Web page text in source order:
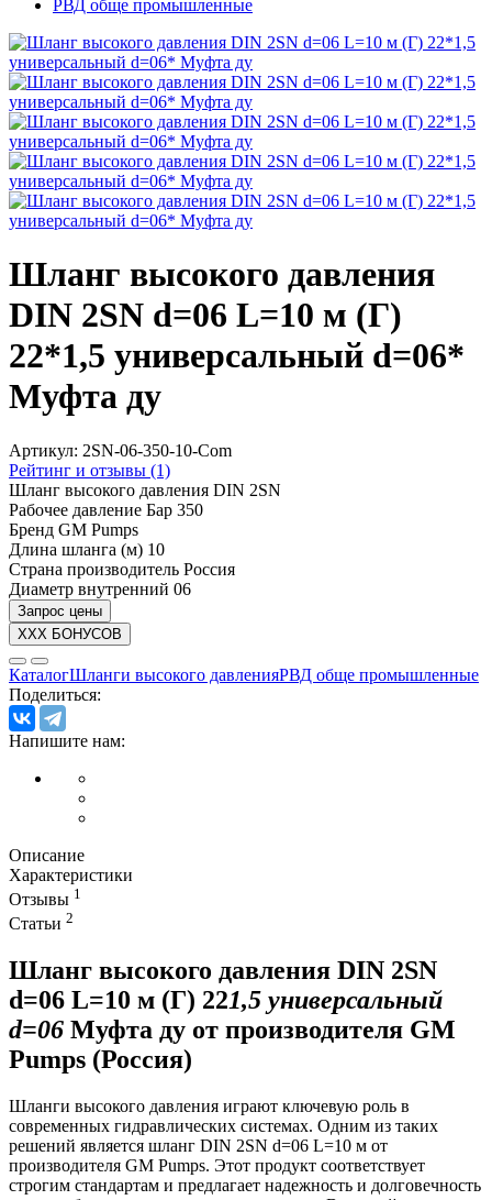
РВД обще промышленные
Шланг высокого давления
DIN 2SN d=06 L=10 м (Г)
22*1,5 универсальный d=06*
Муфта ду
Артикул: 2SN-06-350-10-Com
Рейтинг и отзывы (1)
Шланг высокого давления DIN 2SN
Рабочее давление Бар 350
Бренд GM Pumps
Длина шланга (м) 10
Страна производитель Россия
Диаметр внутренний 06
Запрос цены
XXX БОНУСОВ
КаталогШланги высокого давленияРВД обще промышленные
Поделиться:
Напишите нам:
Описание
Характеристики
Отзывы 1
Статьи 2
Шланг высокого давления DIN 2SN
d=06 L=10 м (Г) 221,5 универсальный
d=06 Муфта ду от производителя GM
Pumps (Россия)
Шланги высокого давления играют ключевую роль в
современных гидравлических системах. Одним из таких
решений является шланг DIN 2SN d=06 L=10 м от
производителя GM Pumps. Этот продукт соответствует
строгим стандартам и предлагает надежность и долговечность